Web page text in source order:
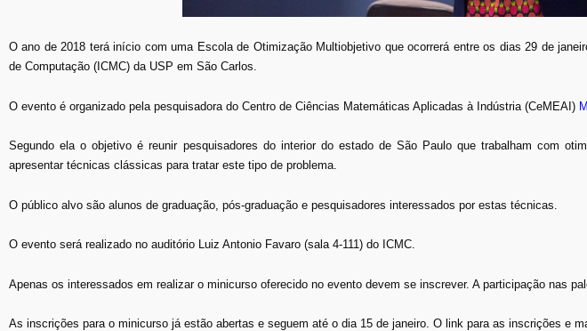
O ano de 2018 terá início com uma Escola de Otimização Multiobjetivo que ocorrerá entre os dias 29 de
de Computação (ICMC) da USP em São Carlos.
O evento é organizado pela pesquisadora do Centro de Ciências Matemáticas Aplicadas à Indústria (CeMEAI)
Segundo ela o objetivo é reunir pesquisadores do interior do estado de São Paulo que trabalham com
apresentar técnicas clássicas para tratar este tipo de problema.
O público alvo são alunos de graduação, pós-graduação e pesquisadores interessados por estas técnicas.
O evento será realizado no auditório Luiz Antonio Favaro (sala 4-111) do ICMC.
Apenas os interessados em realizar o minicurso oferecido no evento devem se inscrever. A participação nas
As inscrições para o minicurso já estão abertas e seguem até o dia 15 de janeiro. O link para as inscrições e